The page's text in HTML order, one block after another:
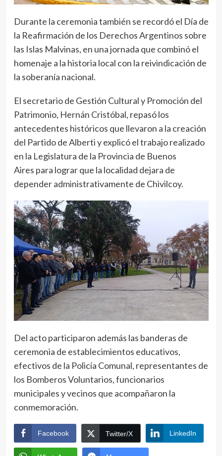
Durante la ceremonia también se recordó el Día de
la Reafirmación de los Derechos Argentinos sobre
las Islas Malvinas, en una jornada que combinó el
homenaje a la historia local con la reivindicación de
la soberanía nacional.
El secretario de Gestión Cultural y Promoción del
Patrimonio, Hernán Cristóbal, repasó los
antecedentes históricos que llevaron a la creación
del Partido de Alberti y explicó el trabajo realizado
en la Legislatura de la Provincia de Buenos
Aires para lograr que la localidad dejara de
depender administrativamente de Chivilcoy.
Del acto participaron además las banderas de
ceremonia de establecimientos educativos,
efectivos de la Policía Comunal, representantes de
los Bomberos Voluntarios, funcionarios
municipales y vecinos que acompañaron la
conmemoración.
Facebook Twitter/X LinkedIn